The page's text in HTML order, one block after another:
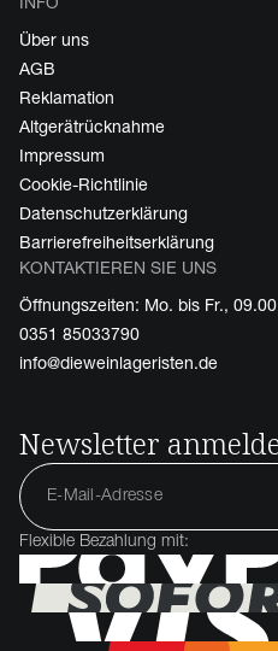
Über uns
AGB
Reklamation
Altgerätrücknahme
Impressum
Cookie-Richtlinie
Datenschutzerklärung
Barrierefreiheitserklärung
KONTAKTIEREN SIE UNS
Öffnungszeiten: Mo. bis Fr.,
0351 85033790
info@dieweinlageristen.de
Newsletter
Flexible Bezahlung mit: